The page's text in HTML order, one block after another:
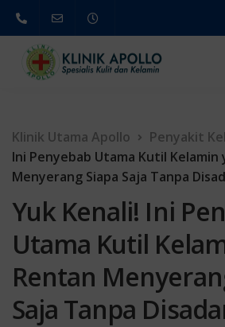
Klinik Utama Apollo Penyakit
Ini Penyebab Utama Kutil Kelamin
Menyerang Siapa Saja Tanpa
Yuk Kenali! Ini
Utama Kutil
Rentan
Saja Tanpa